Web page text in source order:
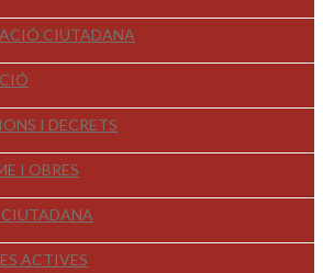
CIUTADANA
I DECRETS
I OBRES
ACTIVES